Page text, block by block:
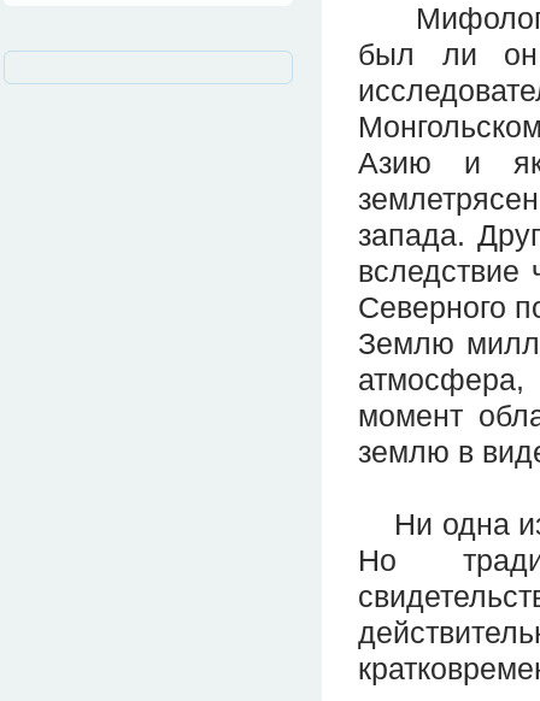
был ли он
Азию и
запада.
вследствие
Северного
Землю
атмосфера,
момент
землю в
Ни одна из
Но